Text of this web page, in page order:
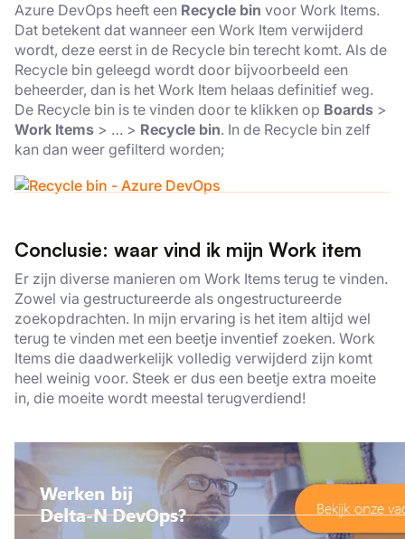
Azure DevOps heeft een Recycle bin voor Work Items.
Dat betekent dat wanneer een Work Item verwijderd
wordt, deze eerst in de Recycle bin terecht komt. Als de
Recycle bin geleegd wordt door bijvoorbeeld een
beheerder, dan is het Work Item helaas definitief weg.
De Recycle bin is te vinden door te klikken op Boards >
Work Items > … > Recycle bin. In de Recycle bin zelf
kan dan weer gefilterd worden;
Conclusie: waar vind ik mijn Work item
Er zijn diverse manieren om Work Items terug te vinden.
Zowel via gestructureerde als ongestructureerde
zoekopdrachten. In mijn ervaring is het item altijd wel
terug te vinden met een beetje inventief zoeken. Work
Items die daadwerkelijk volledig verwijderd zijn komt
heel weinig voor. Steek er dus een beetje extra moeite
in, die moeite wordt meestal terugverdiend!
Deze website maakt gebruik van
cookies.